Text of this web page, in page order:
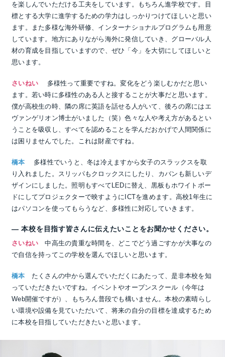
を楽しんでいただける工夫をしています。もちろん進学校です。目
標とする大学に進学するための学力はしっかりつけてほしいと思い
ます。また多様な海外研修、インターナショナルプログラムも用意
しています。地方にありながら海外に発信していき、グローバル人
材の育成を目指していますので、ぜひ「今」を大切にしてほしいと
思います。
さいねい 多様性って重要ですね。変化をどう楽しむかだと思い
ます。若い時に多様性のある人と接することが大事だと思います。
僕が高校生の時、隣の席に英語を話せる人がいて、後ろの席にはエ
ヴァンゲリオン博士がいました（笑）色々な人や考え方があるとい
うことを吸収し、すべてを認めることを学んだおかげで人間関係に
は困りませんでした。これは財産ですね。
橋本 多様性でいうと、冬は冷えますから女子のスラックスを取
り入れました。スリッパもクロックスにしたり、カバンも新しいデ
ザインにしました。照明もすべてLEDに替え、黒板もホワイトボー
ドにしてプロジェクターで映すようにICTを進めます。高校1年生に
はパソコンを使ってもらうなど、多様性に対応していきます。
― 本校を目指す皆さんに伝えたいことをお聞かせください。
さいねい 中高生の貴重な時間を、どこでどう過ごすかが大事なの
で自信を持ってこの学校を選んでほしいと思います。
橋本 たくさんの中から選んでいただくにあたって、是非本校を知
っていただきたいですね。イベントやオープンスクール（今年は
Web開催ですが）、もちろん普段でも構いません。本校の素晴らし
い環境や設備を見ていただいて、将来の自分の目標を達成するため
に本校を目指していただきたいと思います。